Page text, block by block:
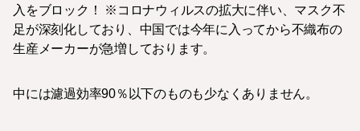
入をブロック！ ※コロナウィルスの拡大に伴い、マスク不
足が深刻化しており、中国では今年に入ってから不織布の
生産メーカーが急増しております。
中には濾過効率90％以下のものも少なくありません。